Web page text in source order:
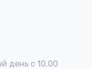
день с 10.00